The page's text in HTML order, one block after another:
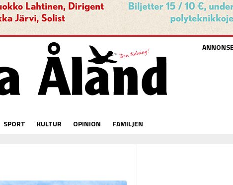
SPORT KULTUR OPINION FAMILJEN